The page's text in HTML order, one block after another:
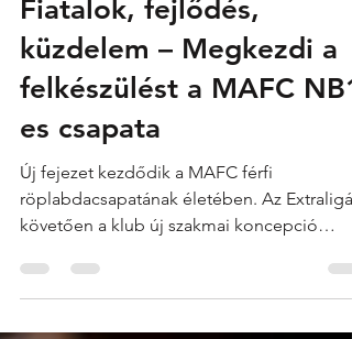
Aug 3
2 min read
Fiatalok, fejlődés,
küzdelem – Megkezdi a
felkészülést a MAFC
es csapata
Új fejezet kezdődik a MAFC férfi
követően a klub új szakmai koncepció
mentén, egy rendkívül fiatal kerettel vág
az NB I-es szezonnak. A felkészülés első